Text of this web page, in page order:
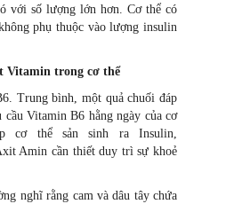
với số lượng lớn hơn. Cơ thể có
phụ thuộc vào lượng insulin
Vitamin trong cơ thể
Trung bình, một quả chuối đáp
cầu Vitamin B6 hằng ngày của cơ
cơ thể sản sinh ra Insulin,
Amin cần thiết duy trì sự khoẻ
nghĩ rằng cam và dâu tây chứa